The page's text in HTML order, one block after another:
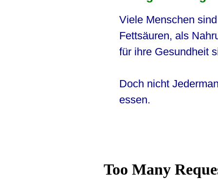
Viele Menschen
Fettsäuren, als
für ihre Gesundheit
Doch nicht
essen.
Warentest
eine